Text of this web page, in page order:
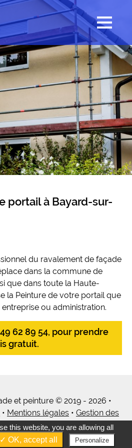
portail à Bayard-sur-
du ravalement de façade
dans la commune de
que dans toute la Haute-
la Peinture de votre portail que
ou administration.
62 89 54, pour prendre
gratuit.
et peinture © 2019 - 2026 •
• Mentions légales • Gestion des
Tous mes services
this website, you are allowing all
✓ OK, accept all Personalize